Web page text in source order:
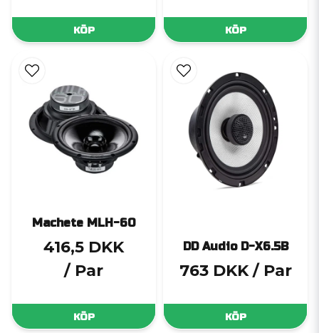
KÖP KÖP
Machete MLH-60
416,5 DKK
/ Par
KÖP
DD Audio D-X6.5B
763 DKK / Par
KÖP